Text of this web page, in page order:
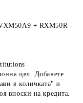
+ RXM50R -
цел. Добавете
в количката" и
вноски на кредита.